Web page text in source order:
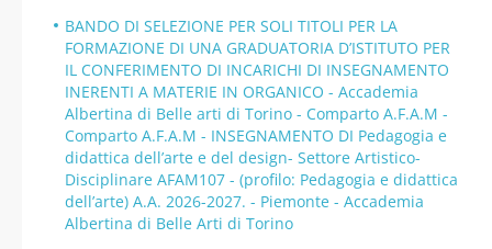
BANDO DI SELEZIONE PER SOLI TITOLI PER LA
FORMAZIONE DI UNA GRADUATORIA D’ISTITUTO PER
IL CONFERIMENTO DI INCARICHI DI INSEGNAMENTO
INERENTI A MATERIE IN ORGANICO - Accademia
Albertina di Belle arti di Torino - Comparto A.F.A.M -
Comparto A.F.A.M - INSEGNAMENTO DI Pedagogia e
didattica dell’arte e del design- Settore Artistico-
Disciplinare AFAM107 - (profilo: Pedagogia e didattica
dell’arte) A.A. 2026-2027. - Piemonte - Accademia
Albertina di Belle Arti di Torino